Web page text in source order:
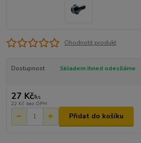
Ohodnotit produkt
Dostupnost Skladem ihned odesíláme
27 Kč/ks
22 Kč bez DPH
Přidat do košíku